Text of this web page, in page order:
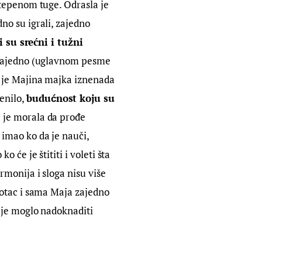
tuge. Odrasla je
su igrali, zajedno
su srećni i tužni
(uglavnom pesme
Majina majka iznenada
budućnost koju su
morala da prođe
ko da je nauči,
ko će je štititi i voleti šta
i sloga nisu više
i sama Maja zajedno
moglo nadoknaditi